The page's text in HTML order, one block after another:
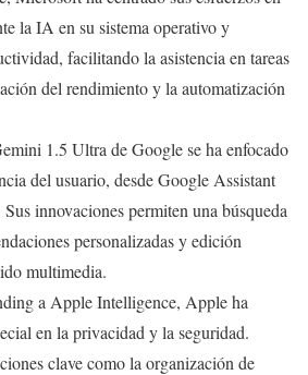
la IA en su sistema operativo y
facilitando la asistencia en tareas
del rendimiento y la automatización
1.5 Ultra de Google se ha enfocado
del usuario, desde Google Assistant
innovaciones permiten una búsqueda
personalizadas y edición
multimedia.
a Apple Intelligence, Apple ha
en la privacidad y la seguridad.
clave como la organización de